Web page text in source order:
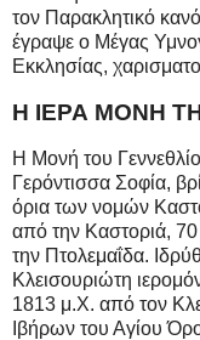
τον Παρακλητικό
έγραψε ο Μέγας
Εκκλησίας,
Η ΙΕΡΑ ΜΟΝΗ
Η Μονή του
Γερόντισσα Σοφία,
όρια των νομών
από την Καστοριά,
την Πτολεμαΐδα.
Κλεισουριώτη
1813 μ.Χ. από τον
Ιβήρων του Αγίου